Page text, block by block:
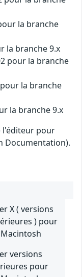
la branche
la branche 9.x
pour la branche
la branche
la branche 9.x
l'éditeur pour
Documentation).
X ( versions
) pour
versions
pour